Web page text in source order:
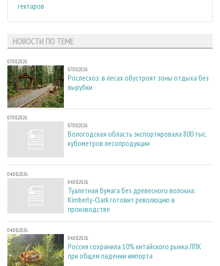
гектаров
НОВОСТИ ПО ТЕМЕ
07.08.2026
07.08.2026
Рослесхоз: в лесах обустроят зоны отдыха без
вырубки
07.08.2026
07.08.2026
Вологодская область экспортировала 800 тыс.
кубометров лесопродукции
04.08.2026
04.08.2026
Туалетная бумага без древесного волокна:
Kimberly-Clark готовит революцию в
производстве
04.08.2026
04.08.2026
Россия сохранила 10% китайского рынка ЛПК
при общем падении импорта